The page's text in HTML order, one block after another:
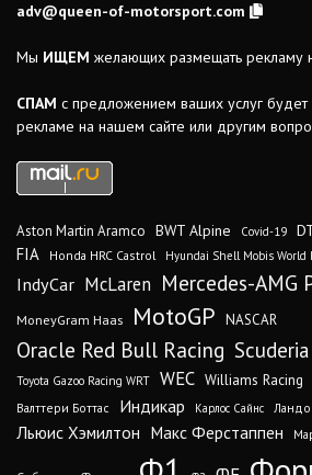
adv@queen-of-motorsport.com
Мы ИЩЕМ желающих размещать рекламу
СПАМ с предложением ваших услуг будет
рекламе на нашем сайте или другим
Aston Martin Aramco BWT Alpine Covid-19
FIA Honda HRC Castrol Hyundai Shell Mobis World
IndyCar McLaren Mercedes-AMG
MoneyGram Haas MotoGP NASCAR
Oracle Red Bull Racing
Toyota Gazoo Racing WRT WEC Williams Racing
Валттери Боттас
Индикар Карлос Сайнс
Льюис Хэмилтон Макс Ферстаппен